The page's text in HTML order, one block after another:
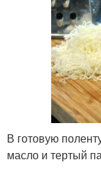
В готовую
масло и тертый